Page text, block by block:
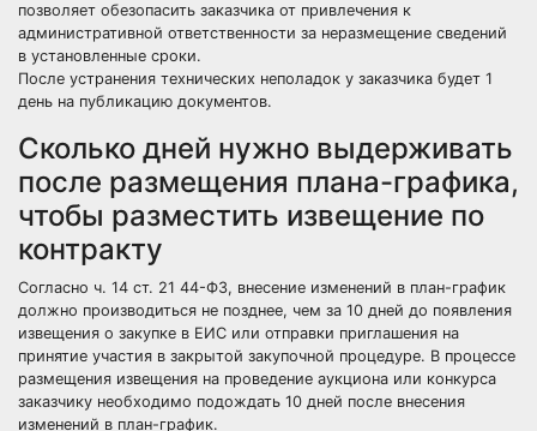
позволяет обезопасить заказчика от привлечения к
административной ответственности за неразмещение сведений
в установленные сроки.
После устранения технических неполадок у заказчика будет 1
день на публикацию документов.
Сколько дней нужно выдерживать
после размещения плана-графика,
чтобы разместить извещение по
контракту
Согласно ч. 14 ст. 21 44-ФЗ, внесение изменений в план-график
должно производиться не позднее, чем за 10 дней до появления
извещения о закупке в ЕИС или отправки приглашения на
принятие участия в закрытой закупочной процедуре. В процессе
размещения извещения на проведение аукциона или конкурса
заказчику необходимо подождать 10 дней после внесения
изменений в план-график.